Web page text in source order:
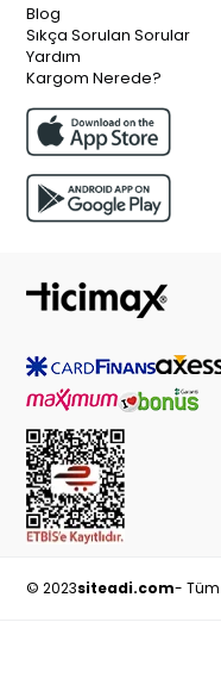
Blog
Sıkça Sorulan Sorular
Yardım
Kargom Nerede?
© 2023siteadi.com- Tüm